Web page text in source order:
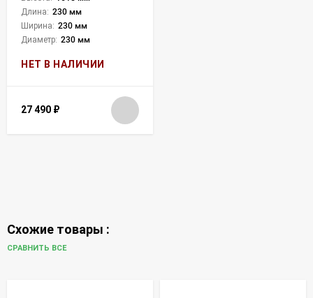
Длина: 230 мм
Ширина: 230 мм
Диаметр: 230 мм
НЕТ В НАЛИЧИИ
27 490 ₽
Схожие товары :
СРАВНИТЬ ВСЕ